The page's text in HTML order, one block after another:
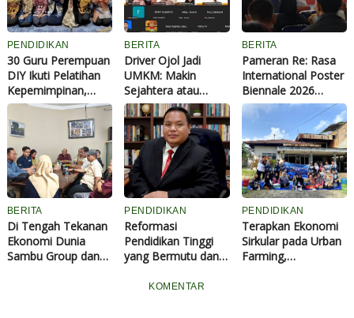
PENDIDIKAN
30 Guru Perempuan
DIY Ikuti Pelatihan
Kepemimpinan,
Perkuat Peran
Strategis di Dunia
Pendidikan
BERITA
Driver Ojol Jadi
UMKM: Makin
Sejahtera atau
Merana? Ini Temuan
Diskusi Paramadina
BERITA
Pameran Re: Rasa
International Poster
Biennale 2026
Resmi Dibuka,
Paramadina
Satukan 88
Desainer dari 25
Negara
BERITA
Di Tengah Tekanan
Ekonomi Dunia
Sambu Group dan
PENDIDIKAN
Reformasi
Pendidikan Tinggi
yang Bermutu dan
Indonesia Emas
PENDIDIKAN
Terapkan Ekonomi
Sirkular pada Urban
Farming,
KOMENTAR